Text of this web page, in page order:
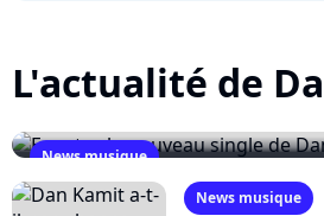
L'actualité de
News musique
Ecoutez le nouveau single
News musique